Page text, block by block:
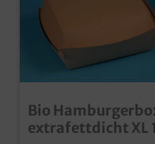
Bio
extrafettdicht XL